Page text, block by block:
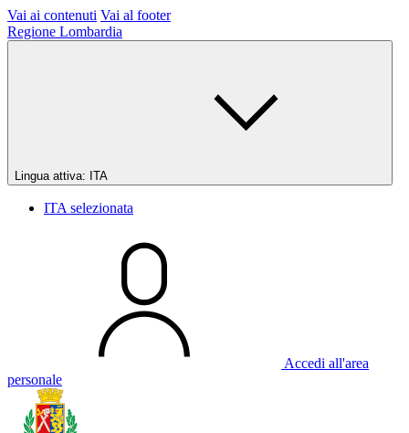
Vai ai contenuti Vai al footer
Regione Lombardia
Lingua attiva: ITA
ITA selezionata
Accedi all'area
personale